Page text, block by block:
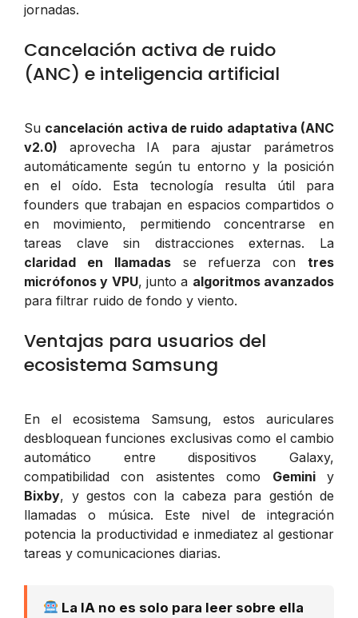
jornadas.
Cancelación activa de ruido
(ANC) e inteligencia artificial
Su cancelación activa de ruido adaptativa (ANC
v2.0) aprovecha IA para ajustar parámetros
automáticamente según tu entorno y la posición
en el oído. Esta tecnología resulta útil para
founders que trabajan en espacios compartidos o
en movimiento, permitiendo concentrarse en
tareas clave sin distracciones externas. La
claridad en llamadasse refuerza contres
micrófonos y VPU, junto a algoritmos avanzados
para filtrar ruido de fondo y viento.
Ventajas para usuarios del
ecosistema Samsung
En el ecosistema Samsung, estos auriculares
desbloquean funciones exclusivas como el cambio
automático entre dispositivos Galaxy,
compatibilidad con asistentes como Geminiy
Bixby, y gestos con la cabeza para gestión de
llamadas o música. Este nivel de integración
potencia la productividad e inmediatez al gestionar
tareas y comunicaciones diarias.
La IA no es solo para leer sobre ella